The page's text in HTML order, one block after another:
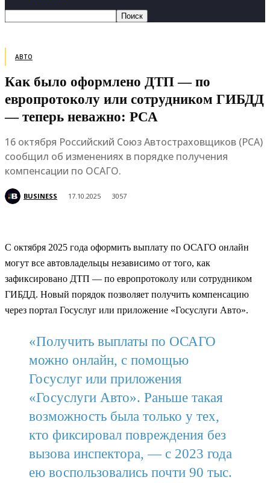
АВТО
Как было оформлено ДТП — по
европротоколу или сотрудником ГИБДД
— теперь неважно: РСА
16 октября Российский Союз Автостраховщиков (РСА)
сообщил об изменениях в порядке получения
компенсации по ОСАГО.
BUSINESS 17.10.2025 3057
С октября 2025 года оформить выплату по ОСАГО онлайн
могут все автовладельцы независимо от того, как
зафиксировано ДТП — по европротоколу или сотрудником
ГИБДД. Новый порядок позволяет получить компенсацию
через портал Госуслуг или приложение «Госуслуги Авто».
«Получить выплаты по ОСАГО
можно онлайн, с помощью
Госуслуг или приложения
«Госуслуги Авто». Раньше такая
возможность была только у тех,
кто фиксировал повреждения без
вызова инспектора, — с 2023 года
ею воспользовались почти 90 тыс.